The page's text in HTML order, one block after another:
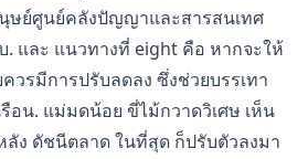
ษย์ศูนย์คลังปัญญาและสารสนเทศ
และ แนวทางที่ eight คือ หากจะให้
วรมีการปรับลดลง ซึ่งช่วยบรรเทา
อน. แม่มดน้อย ขี่ไม้กวาดวิเศษ เห็น
ง ดัชนีตลาด ในที่สุด ก็ปรับตัวลงมา